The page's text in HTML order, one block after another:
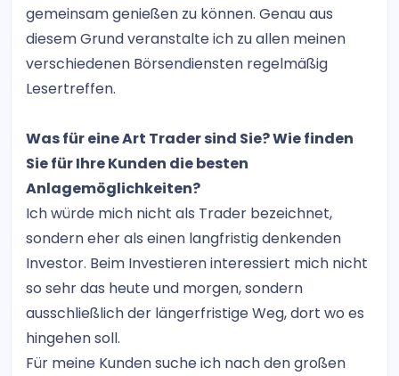
gemeinsam genießen zu können. Genau aus
diesem Grund veranstalte ich zu allen meinen
verschiedenen Börsendiensten regelmäßig
Lesertreffen.
Was für eine Art Trader sind Sie? Wie finden
Sie für Ihre Kunden die besten
Anlagemöglichkeiten?
Ich würde mich nicht als Trader bezeichnet,
sondern eher als einen langfristig denkenden
Investor. Beim Investieren interessiert mich nicht
so sehr das heute und morgen, sondern
ausschließlich der längerfristige Weg, dort wo es
hingehen soll.
Für meine Kunden suche ich nach den großen